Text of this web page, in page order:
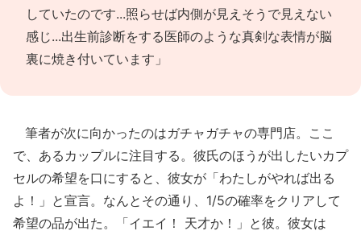
していたのです...照らせば内側が見えそうで見えない
感じ...出生前診断をする医師のような真剣な表情が脳
裏に焼き付いています」
筆者が次に向かったのはガチャガチャの専門店。ここ
で、あるカップルに注目する。彼氏のほうが出したいカプ
セルの希望を口にすると、彼女が「わたしがやれば出る
よ！」と宣言。なんとその通り、1/5の確率をクリアして
希望の品が出た。「イエイ！ 天才か！」と彼。彼女は